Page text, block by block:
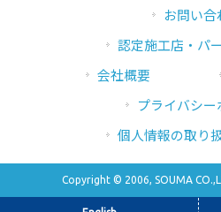
お問い合
認定施工店・パ
会社概要
プライバシー
個人情報の取り
Copyright © 2006, SOUMA